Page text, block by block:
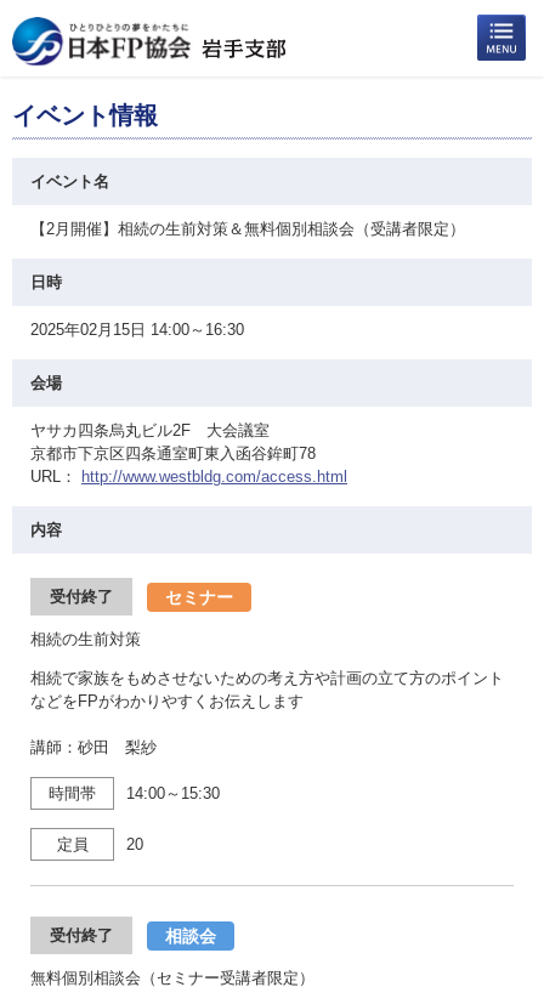
イベント情報
イベント名
【2月開催】相続の生前対策＆無料個別相談会（受講者限定）
日時
2025年02月15日 14:00～16:30
会場
ヤサカ四条烏丸ビル2F 大会議室
京都市下京区四条通室町東入函谷鉾町78
URL：
http://www.westbldg.com/access.html
内容
受付終了 セミナー
相続の生前対策
相続で家族をもめさせないための考え方や計画の立て方のポイント
などをFPがわかりやすくお伝えします
講師：砂田 梨紗
時間帯 14:00～15:30
定員 20
受付終了 相談会
無料個別相談会（セミナー受講者限定）